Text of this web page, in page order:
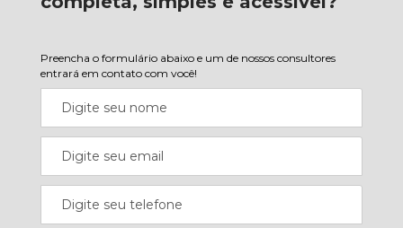
Preencha o formulário abaixo e um de nossos consultores
entrará em contato com você!